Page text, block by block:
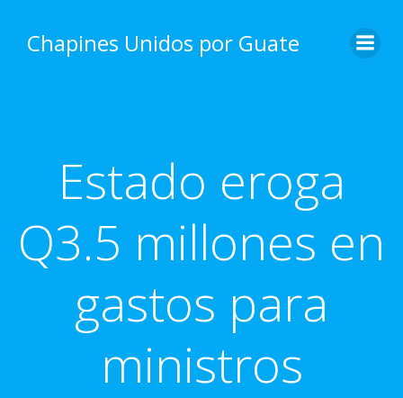
content
Chapines Unidos por Guate
Estado eroga
Q3.5 millones en
gastos para
ministros